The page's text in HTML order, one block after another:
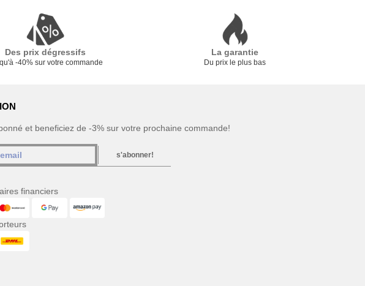
Des prix dégressifs
-40% sur votre commande
La garantie
Du prix le plus bas
et beneficiez de -3% sur votre prochaine commande!
s'abonner!
financiers